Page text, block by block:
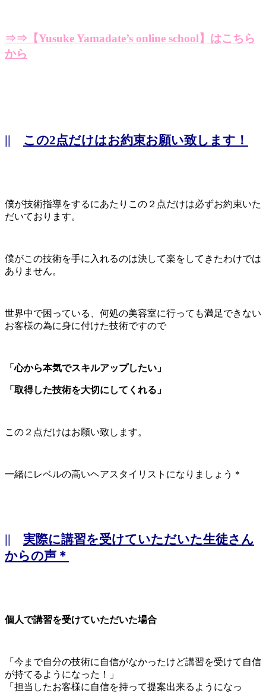
⇒⇒【Yusuke Yamadate’s online school】はこちら
から
|| この2点だけはお約束お願い致します！
僕が技術指導をするにあたりこの２点だけは必ずお約束いた
だいております。
僕がこの技術を手に入れるのは決して楽をしてきたわけでは
ありません。
世界中で困っている、何処の美容室に行っても満足できない
お客様の為に身に付けた技術ですので
「心から本気でスキルアップしたい」
「取得した技術を大切にしてくれる」
この２点だけはお願い致します。
一緒にレベルの高いヘアスタイリストになりましょう＊
|| 実際に講習を受けていただいた生徒さん
からの声＊
個人で講習を受けていただいた場合
「今まで自分の技術に自信がなかったけど講習を受けて自信
が持てるようになった！」
「担当したお客様に自信を持って提案出来るようになっ